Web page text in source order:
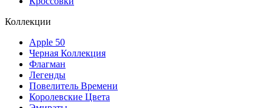
Коллекции
Apple 50
Черная Коллекция
Флагман
Легенды
Повелитель Времени
Королевские Цвета